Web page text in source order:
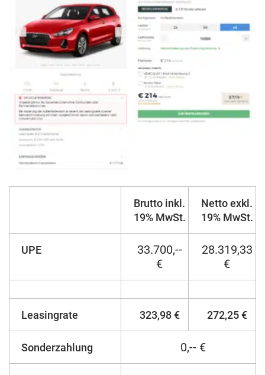
Brutto inkl.
19% MwSt.
Netto exkl.
19% MwSt.
UPE
33.700,--
€
28.319,33
€
Leasingrate 323,98 € 272,25 €
Sonderzahlung 0,-- €